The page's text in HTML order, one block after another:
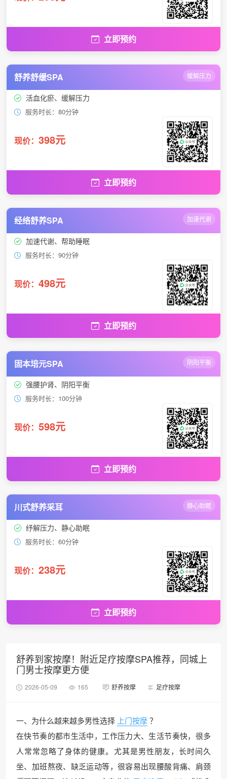
立即预约
舒养舒缓SPA 缓解压力
活血化瘀、缓解压力
服务时长：80分钟
现价： 398元
立即预约
经络舒养SPA 加速代谢
加速代谢、帮助睡眠
服务时长：90分钟
现价： 498元
立即预约
固本培元SPA 阴阳平衡
强腰护肾、阴阳平衡
服务时长：100分钟
现价： 598元
立即预约
川式舒养采耳 静心助眠
纾解压力、静心助眠
服务时长：60分钟
现价： 238元
立即预约
舒养到家按摩！附近足疗按摩SPA推荐，同城上
门男士按摩更方便
2026-05-09 165 舒养按摩 足疗按摩
一、为什么越来越多男性选择 上门按摩？
在快节奏的都市生活中，工作压力大、生活节奏快，很多
人常常忽略了身体的健康。尤其是男性朋友，长时间久
坐、加班熬夜、缺乏运动等，很容易出现腰酸背痛、肩颈